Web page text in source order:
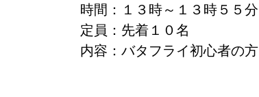
時間：１３時～１３時５５分
定員：先着１０名
内容：バタフライ初心者の